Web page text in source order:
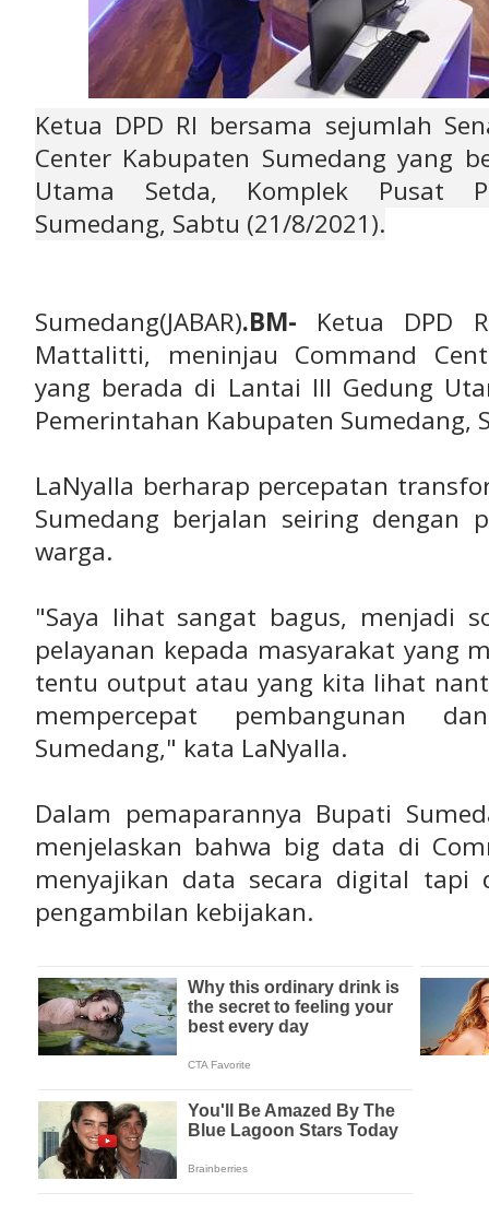
Ketua DPD RI bersama sejumlah
Center Kabupaten Sumedang yang
Utama Setda, Komplek Pusat
Sumedang, Sabtu (21/8/2021).
Sumedang(JABAR).BM- Ketua DPD
Mattalitti, meninjau Command
yang berada di Lantai III Gedung
Pemerintahan Kabupaten Sumedang,
LaNyalla berharap percepatan
Sumedang berjalan seiring dengan
warga.
"Saya lihat sangat bagus, menjadi
pelayanan kepada masyarakat yang
tentu output atau yang kita lihat
mempercepat pembangunan
Sumedang," kata LaNyalla.
Dalam pemaparannya Bupati
menjelaskan bahwa big data di
menyajikan data secara digital tapi
pengambilan kebijakan.